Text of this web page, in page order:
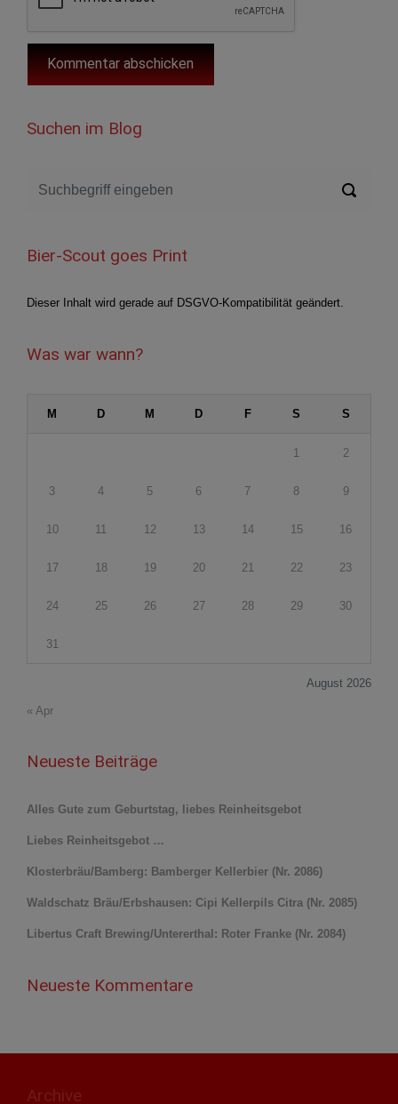
Suchen im Blog
Bier-Scout goes Print
Dieser Inhalt wird gerade auf DSGVO-Kompatibilität geändert.
Was war wann?
August 2026
M D M D F S S
1 2
3 4 5 6 7 8 9
10 11 12 13 14 15 16
17 18 19 20 21 22 23
24 25 26 27 28 29 30
31
« Apr
Neueste Beiträge
Alles Gute zum Geburtstag, liebes Reinheitsgebot
Liebes Reinheitsgebot …
Klosterbräu/Bamberg: Bamberger Kellerbier (Nr. 2086)
Waldschatz Bräu/Erbshausen: Cipi Kellerpils Citra (Nr. 2085)
Libertus Craft Brewing/Untererthal: Roter Franke (Nr. 2084)
Neueste Kommentare
Archive